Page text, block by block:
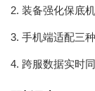
2. 装备强化保底
3. 手机端适配三
4. 跨服数据实时